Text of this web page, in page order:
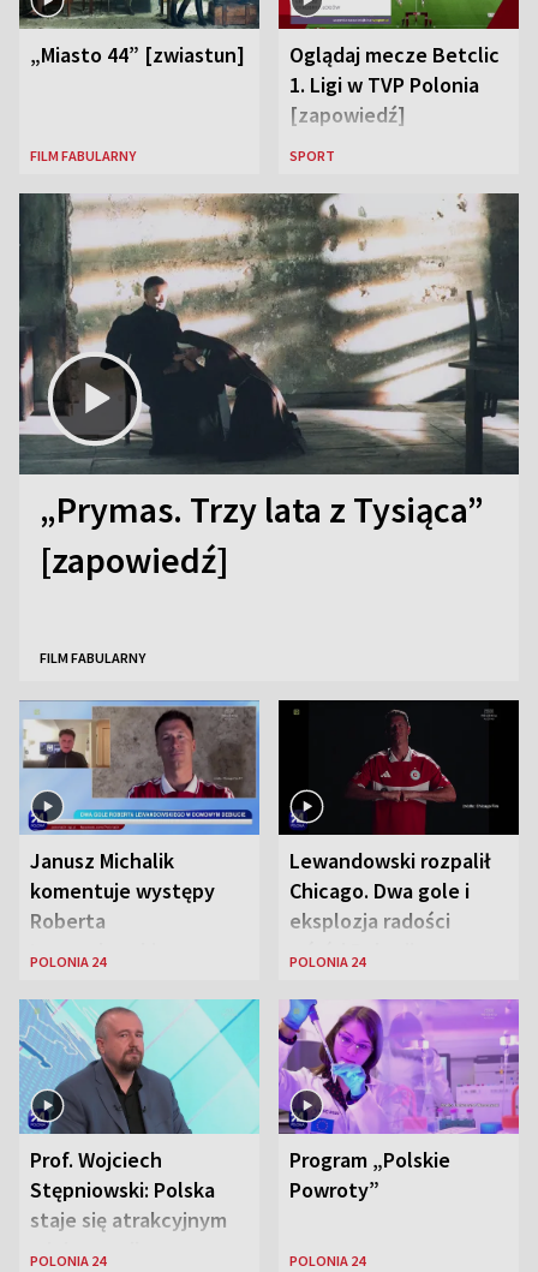
„Miasto 44” [zwiastun]
FILM FABULARNY
Oglądaj mecze Betclic
1. Ligi w TVP Polonia
[zapowiedź]
SPORT
„Prymas. Trzy lata z Tysiąca”
[zapowiedź]
FILM FABULARNY
Janusz Michalik
komentuje występy
Roberta
Lewandowskiego w
Zjednoczonych
POLONIA 24
Lewandowski rozpalił
Chicago. Dwa gole i
eksplozja radości
wśród Polonii
POLONIA 24
Prof. Wojciech
Stępniowski: Polska
staje się atrakcyjnym
miejscem dla
POLONIA 24
Program „Polskie
Powroty”
POLONIA 24